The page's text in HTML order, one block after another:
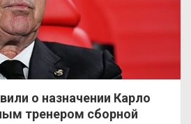
о назначении Карло
тренером сборной